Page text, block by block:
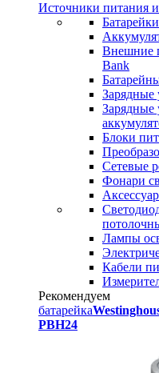
Источники питания и
Батарейки
Внешние
Bank
Зарядные
Зарядные
Блоки
Сетевые
Фонари
Лампы
Кабели
Рекомендуем
батарейка
PBH24